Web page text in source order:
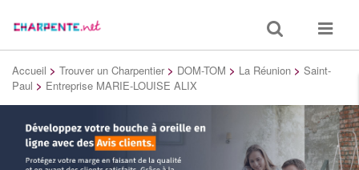
Toggle
search
Toggle
Accueil > Trouver un Charpentier > DOM-TOM > La Réunion > Saint-
Paul > Entreprise MARIE-LOUISE ALIX